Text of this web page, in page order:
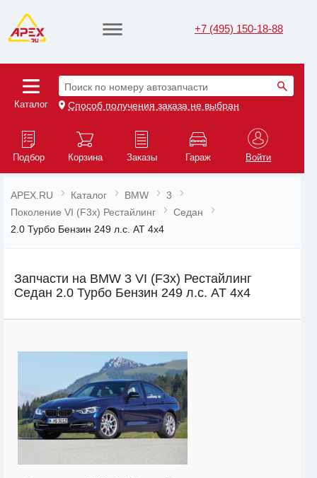
+7 (495) 150-18-88
Каталог
Поиск по номеру автозапчасти
Способ получения заказа не выбран
Подбор Корзина Заказы Гараж Войти
APEX.RU Каталог BMW
3
Поколение VI (F3x) Рестайлинг
Седан
2.0 Турбо Бензин 249 л.с. AT 4x4
Запчасти на BMW 3 VI (F3x) Рестайлинг
Седан 2.0 Турбо Бензин 249 л.с. AT 4x4